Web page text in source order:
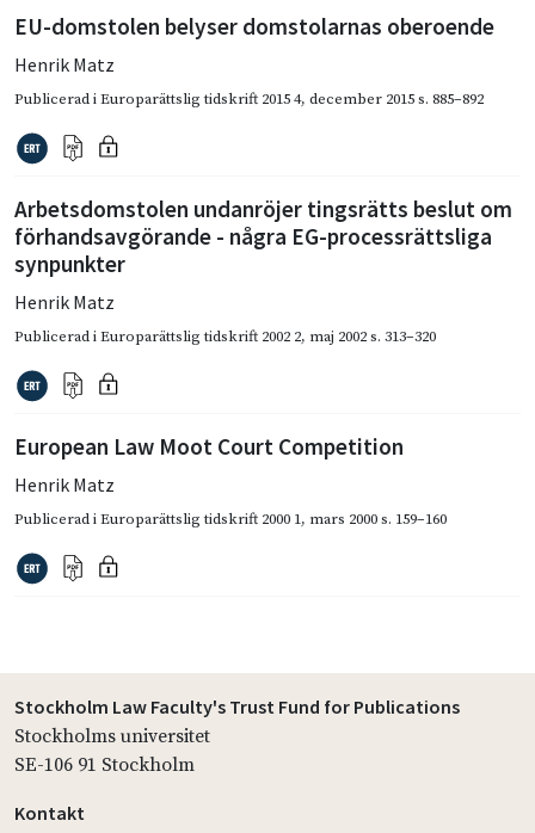
EU-domstolen belyser domstolarnas oberoende
Henrik Matz
Publicerad iEuroparättslig tidskrift 2015 4, december 2015s. 885–892
Arbetsdomstolen undanröjer tingsrätts beslut om
förhandsavgörande - några EG-processrättsliga
synpunkter
Henrik Matz
Publicerad iEuroparättslig tidskrift 2002 2, maj 2002s. 313–320
European Law Moot Court Competition
Henrik Matz
Publicerad iEuroparättslig tidskrift 2000 1, mars 2000s. 159–160
Stockholm Law Faculty's Trust Fund for Publications
Stockholms universitet
SE-106 91 Stockholm
Kontakt